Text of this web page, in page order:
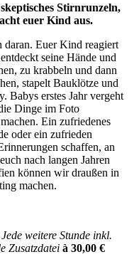
Stirnrunzeln,
euer Kind aus.
daran. Euer Kind reagiert
seine Hände und
zu krabbeln und dann
stapelt Bauklötze und
Babys erstes Jahr vergeht
Dinge im Foto
Ein zufriedenes
oder ein zufrieden
schaffen, an
nach langen Jahren
können wir draußen in
machen.
Jede weitere Stunde inkl.
Zusatzdatei à 30,00 €